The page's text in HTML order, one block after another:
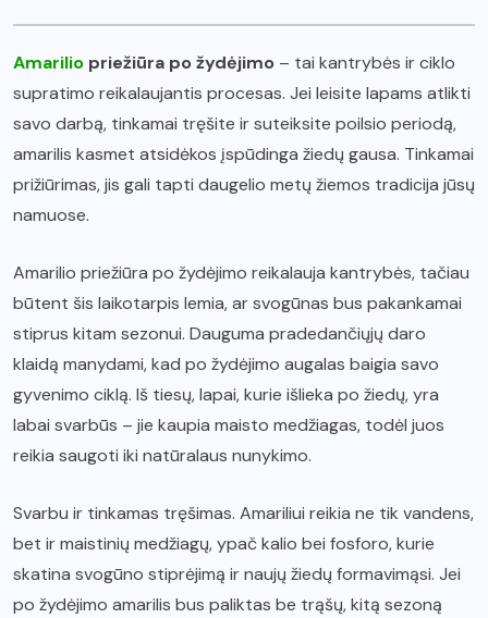
Amarilio priežiūra po žydėjimo – tai kantrybės ir ciklo
supratimo reikalaujantis procesas. Jei leisite lapams atlikti
savo darbą, tinkamai tręšite ir suteiksite poilsio periodą,
amarilis kasmet atsidėkos įspūdinga žiedų gausa. Tinkamai
prižiūrimas, jis gali tapti daugelio metų žiemos tradicija jūsų
namuose.
Amarilio priežiūra po žydėjimo reikalauja kantrybės, tačiau
būtent šis laikotarpis lemia, ar svogūnas bus pakankamai
stiprus kitam sezonui. Dauguma pradedančiųjų daro
klaidą manydami, kad po žydėjimo augalas baigia savo
gyvenimo ciklą. Iš tiesų, lapai, kurie išlieka po žiedų, yra
labai svarbūs – jie kaupia maisto medžiagas, todėl juos
reikia saugoti iki natūralaus nunykimo.
Svarbu ir tinkamas tręšimas. Amariliui reikia ne tik vandens,
bet ir maistinių medžiagų, ypač kalio bei fosforo, kurie
skatina svogūno stiprėjimą ir naujų žiedų formavimąsi. Jei
po žydėjimo amarilis bus paliktas be trąšų, kitą sezoną